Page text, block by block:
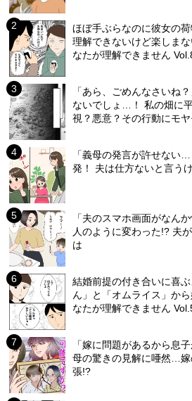
ほぼ手ぶらなのに彼女の
理解できないけど楽しま
なたが理解できません
「あら、ごめんなさいね
ないでしょ…！ 私の畑に
視？悪意？その行動にモ
「義母の発言が許せない
発！ 夫は仕方ないと言う
「夫のスマホ画面がなん
人のように変わった!? 夫
は
結婚前提の付き合いに喜
ん」と「オムライス」か
なたが理解できません
「嫁に問題があるから息
母の驚きの見解に唖然…
張!?